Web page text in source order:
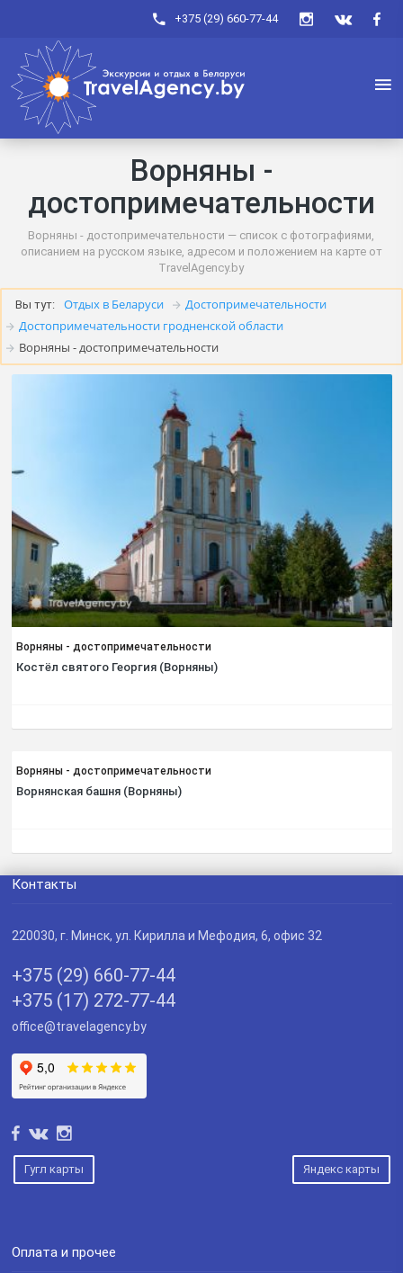
+375 (29) 660-77-44
Ворняны -
достопримечательности
Ворняны - достопримечательности — список с фотографиями,
описанием на русском языке, адресом и положением на карте от
TravelAgency.by
Вы тут: Отдых в Беларуси
Достопримечательности
Достопримечательности гродненской области
Ворняны - достопримечательности
Ворняны - достопримечательности
Костёл святого Георгия (Ворняны)
Ворняны - достопримечательности
Ворнянская башня (Ворняны)
Контакты
220030, г. Минск, ул. Кирилла и Мефодия, 6, офис 32
+375 (29) 660-77-44
+375 (17) 272-77-44
office@travelagency.by
Гугл карты Яндекс карты
Оплата и прочее